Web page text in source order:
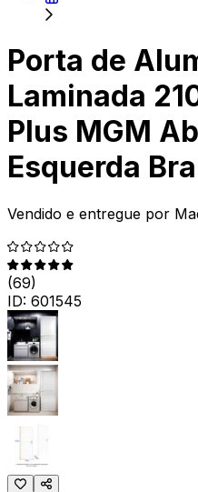
Porta de
Laminada
Plus MGM
Esquerda
Vendido e entregue por
(69)
ID: 601545